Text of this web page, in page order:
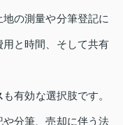
の測量や分筆登記に
と時間、そして共有
も有効な選択肢です。
分筆、売却に伴う法